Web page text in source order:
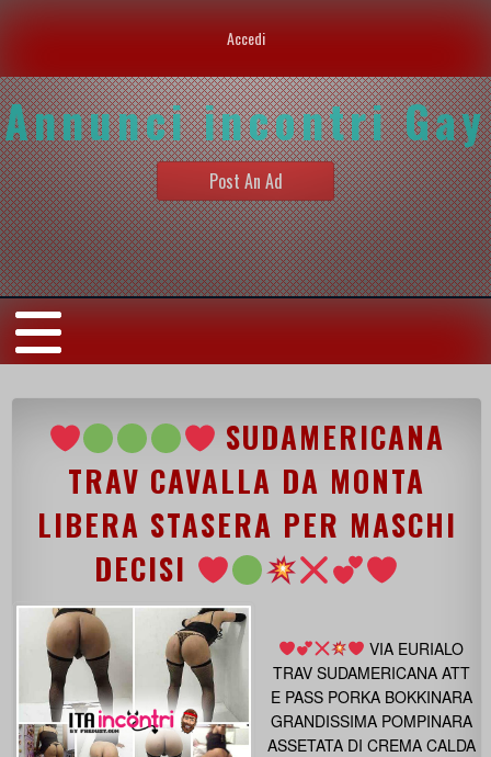
Accedi
Annunci incontri Gay
Post An Ad
SUDAMERICANA
TRAV CAVALLA DA MONTA
LIBERA STASERA PER MASCHI
DECISI
VIA EURIALO
TRAV SUDAMERICANA ATT
E PASS PORKA BOKKINARA
GRANDISSIMA POMPINARA
ASSETATA DI CREMA CALDA